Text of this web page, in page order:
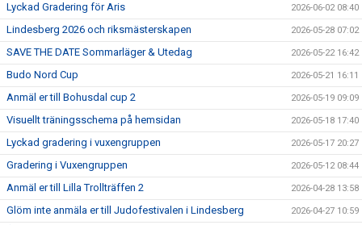
Lyckad Gradering för Aris 2026-06-02 08:40
Lindesberg 2026 och riksmästerskapen 2026-05-28 07:02
SAVE THE DATE Sommarläger & Utedag 2026-05-22 16:42
Budo Nord Cup 2026-05-21 16:11
Anmäl er till Bohusdal cup 2 2026-05-19 09:09
Visuellt träningsschema på hemsidan 2026-05-18 17:40
Lyckad gradering i vuxengruppen 2026-05-17 20:27
Gradering i Vuxengruppen 2026-05-12 08:44
Anmäl er till Lilla Trollträffen 2 2026-04-28 13:58
Glöm inte anmäla er till Judofestivalen i Lindesberg 2026-04-27 10:59